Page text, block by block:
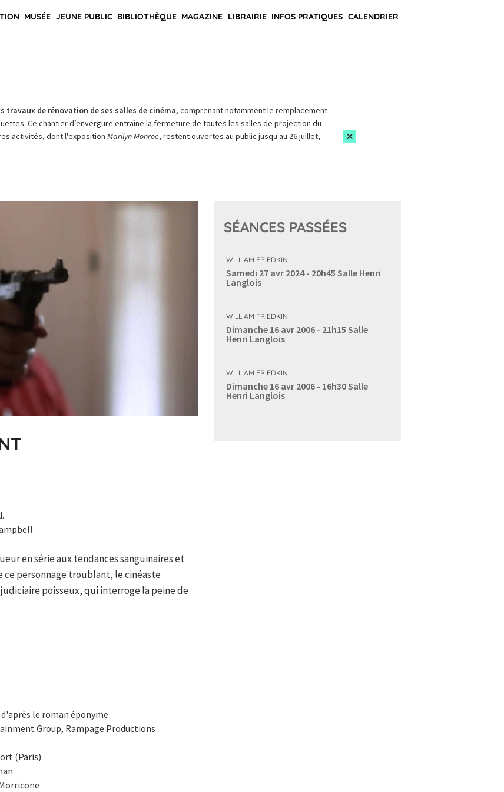
MUSÉE JEUNE PUBLIC BIBLIOTHÈQUE MAGAZINE LIBRAIRIE INFOS PRATIQUES CALENDRIER
travaux de rénovation de ses salles de cinéma, comprenant notamment le remplacement
Ce chantier d’envergure entraîne la fermeture de toutes les salles de projection du
activités, dont l'exposition Marilyn Monroe, restent ouvertes au public jusqu'au 26 juillet,
en série aux tendances sanguinaires et
ce personnage troublant, le cinéaste
poisseux, qui interroge la peine de
d'après le roman éponyme
Group, Rampage Productions
(Paris)
SÉANCES PASSÉES
WILLIAM FRIEDKIN
Samedi 27 avr 2024 - 20h45 Salle Henri
Langlois
WILLIAM FRIEDKIN
Dimanche 16 avr 2006 - 21h15 Salle
Henri Langlois
WILLIAM FRIEDKIN
Dimanche 16 avr 2006 - 16h30Salle
Henri Langlois